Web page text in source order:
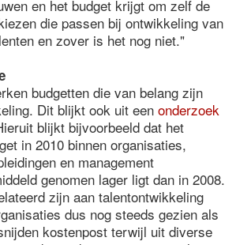
en het budget krijgt om zelf de
die passen bij ontwikkeling van
en zover is het nog niet."
budgetten die van belang zijn
Dit blijkt ook uit een onderzoek
blijkt bijvoorbeeld dat het
in 2010 binnen organisaties,
en management
genomen lager ligt dan in 2008.
zijn aan talentontwikkeling
dus nog steeds gezien als
kostenpost terwijl uit diverse